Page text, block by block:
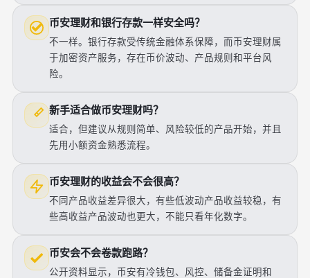
币安理财和银行存款一样安全吗？
不一样。银行存款受传统金融体系保障，而币安理财属
于加密资产服务，存在币价波动、产品规则和平台风
险。
新手适合做币安理财吗？
适合，但建议从规则简单、风险较低的产品开始，并且
先用小额资金熟悉流程。
币安理财的收益会不会很高？
不同产品收益差异很大，有些低波动产品收益较稳，有
些高收益产品波动也更大，不能只看年化数字。
币安会不会卷款跑路？
公开资料显示，币安有冷钱包、风控、储备金证明和